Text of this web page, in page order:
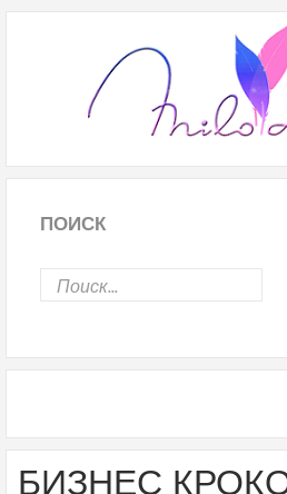
ПОИСК
БИЗНЕС